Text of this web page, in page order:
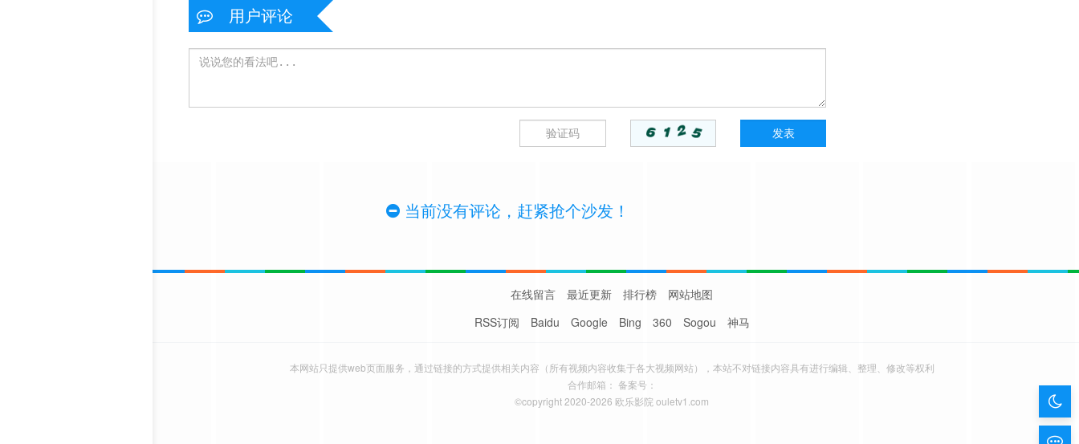
用户评论
当前没有评论，赶紧抢个沙发！
暗
色
在线留言 最近更新 排行榜
网站地图
RSS订阅
Baidu Google Bing 360 Sogou 神马
本网站只提供web页面服务，通过链接的方式提供相关内容（所有视频内容收集于各大视频网站），本站不对链接内容具有进行编辑、整理、修改等权利
合作邮箱： 备案号：
©copyright 2020-2026 欧乐影院 ouletv1.com